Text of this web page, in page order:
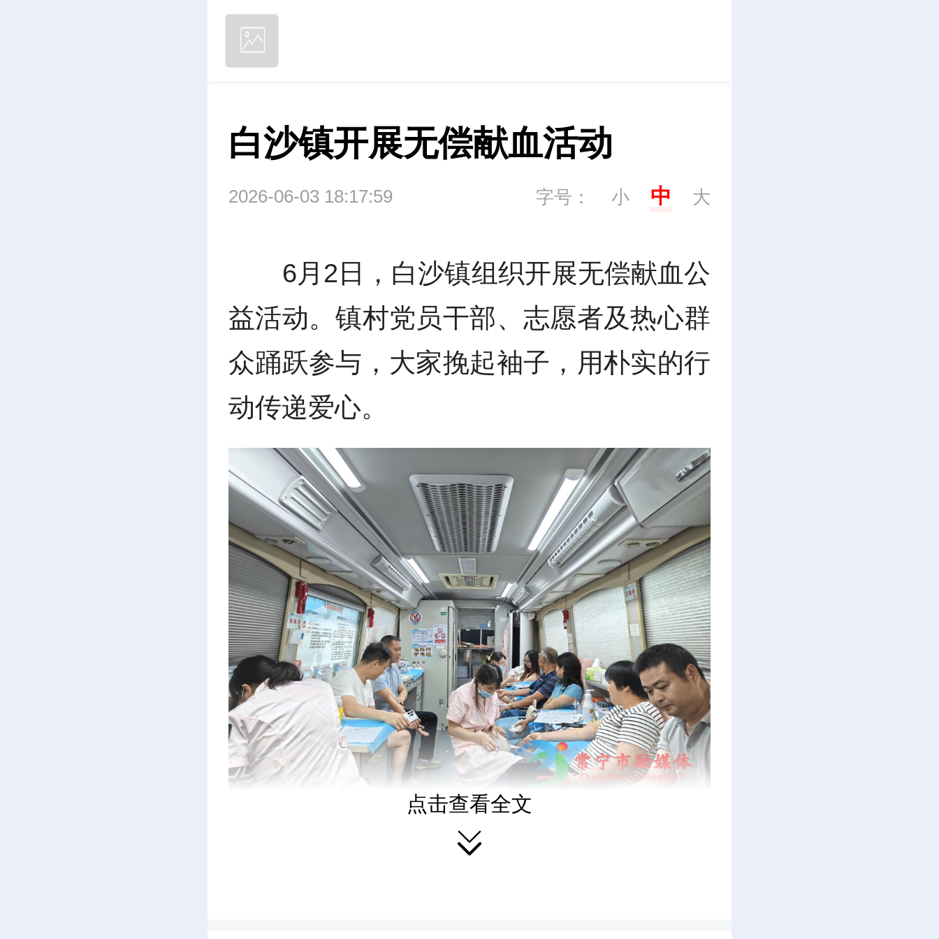
白沙镇开展无偿献血活动
2026-06-03 18:17:59 字号： 小 中 大
6月2日，白沙镇组织开展无偿献血公
益活动。镇村党员干部、志愿者及热心群
众踊跃参与，大家挽起袖子，用朴实的行
动传递爱心。
活动现场，医务人员耐心讲解献血知
点击查看全文
